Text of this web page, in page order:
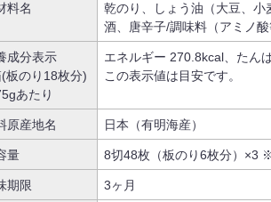
料名
乾のり、しょう油（大豆、
酒、唐辛子/調味料（アミノ
成分表示
板のり18枚分)
あたり
エネルギー 270.8kcal、たん
この表示値は目安です。
原産地名 日本（有明海産）
量 8切48枚（板のり6枚分）×3
期限 3ヶ月